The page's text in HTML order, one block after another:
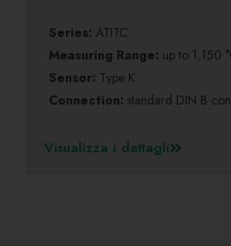
Series:ATITC
Measuring Range: up to 1,150
Sensor: Type K
Connection:standard DIN B
Visualizza i dettagli